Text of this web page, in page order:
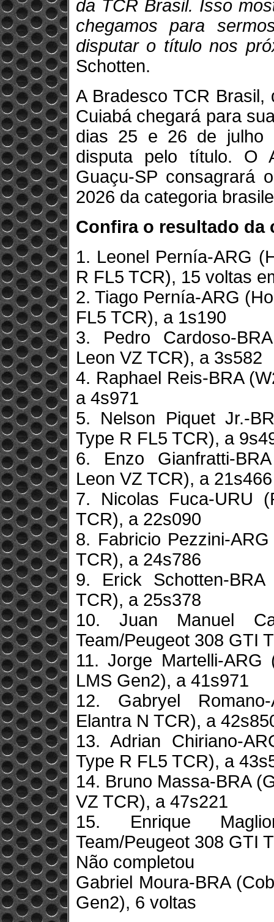
da TCR Brasil. Isso
chegamos para
disputar o título nos
Schotten.
A Bradesco TCR
Cuiabá chegará para
dias 25 e 26 de julho
disputa pelo título. O
Guaçu-SP consagrará
2026 da categoria
Confira o resultado da
1. Leonel Pernía-ARG
R FL5 TCR), 15 voltas
2. Tiago Pernía-ARG
FL5 TCR), a 1s190
3. Pedro Cardoso-
Leon VZ TCR), a 3s582
4. Raphael Reis-BRA
a 4s971
5. Nelson Piquet Jr.-
Type R FL5 TCR), a
6. Enzo Gianfratti-
Leon VZ TCR), a 21s466
7. Nicolas Fuca-URU
TCR), a 22s090
8. Fabricio Pezzini-
TCR), a 24s786
9. Erick Schotten-
TCR), a 25s378
10. Juan Manuel
Team/Peugeot 308 GTI
11. Jorge Martelli-ARG
LMS Gen2), a 41s971
12. Gabryel
Elantra N TCR), a
13. Adrian Chiriano-
Type R FL5 TCR), a
14. Bruno Massa-BRA
VZ TCR), a 47s221
15. Enrique
Team/Peugeot 308 GTI
Não completou
Gabriel Moura-BRA
Gen2), 6 voltas